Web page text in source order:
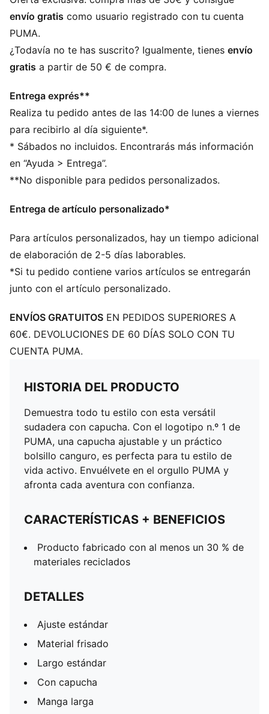
Material frisado
Largo estándar
Manga larga
Bolsillo canguro
adolescentes de 8 a 16 años
envío gratis como usuario registrado con tu cuenta
PUMA.
¿Todavía no te has suscrito? Igualmente, tienes envío
gratis a partir de 50 € de compra.
Entrega exprés**
Realiza tu pedido antes de las 14:00 de lunes a viernes
para recibirlo al día siguiente*.
* Sábados no incluidos. Encontrarás más información
en “Ayuda > Entrega”.
**No disponible para pedidos personalizados.
Entrega de artículo personalizado*
Para artículos personalizados, hay un tiempo adicional
de elaboración de 2-5 días laborables.
*Si tu pedido contiene varios artículos se entregarán
junto con el artículo personalizado.
ENVÍOS GRATUITOS EN PEDIDOS SUPERIORES A
60€. DEVOLUCIONES DE 60 DÍAS SOLO CON TU
CUENTA PUMA.
HISTORIA DEL PRODUCTO
Demuestra todo tu estilo con esta versátil
sudadera con capucha. Con el logotipo n.º 1 de
PUMA, una capucha ajustable y un práctico
bolsillo canguro, es perfecta para tu estilo de
vida activo. Envuélvete en el orgullo PUMA y
afronta cada aventura con confianza.
CARACTERÍSTICAS + BENEFICIOS
Producto fabricado con al menos un 30 % de
materiales reciclados
DETALLES
Ajuste estándar
Material frisado
Largo estándar
Con capucha
Manga larga